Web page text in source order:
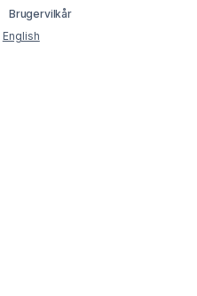
Brugervilkår
English